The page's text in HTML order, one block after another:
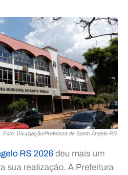
Foto: Divulgação/Prefeitura de Santo Ângelo-RS
RS 2026 deu mais um
sua realização. A Prefeitura